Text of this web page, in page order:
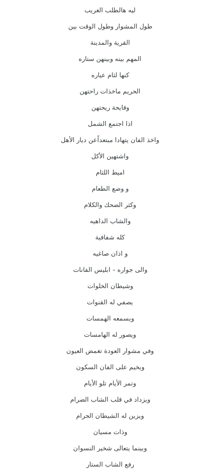
ليه هالطلب الغريب
طول المشوار وطول الوقت بين
القرية والمدينة
المهم بينه وبينهن ستاره
كنها لثام عياره
الحريم ماخذات راحتهن
وفايحة ريحتهن
اذا اجتمع الشمل
واخذ الفان يتهادا مبتعداًعن ديار الأهل
واشتهين الأكل
اميط اللثام
و وضع الطعام
وكثر الضحك والكلام
والشاب الداهيه
كله شفافية
و اذان صاغيه
والى جواره - ابليس الفانات
وشيطان الخلوات
يصفي له القنوات
ويسمعه الهمسات
ويصور له الهامسات
وفي مشوار العودة تغمض العيون
ويخيم على الفان السكون
وتمر الأيام تلو الأيام
ويزداد في قلب الشاب الضرام
ويزين له الشيطان الحرام
وذات مسيان
وبينما يتعالى شخير النسوان
رفع الشاب الستار